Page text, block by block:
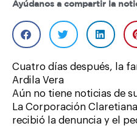
Ayúdanos a compartir la
Cuatro días después, la
Ardila Vera
Aún no tiene noticias de
La Corporación
recibió la denuncia y el